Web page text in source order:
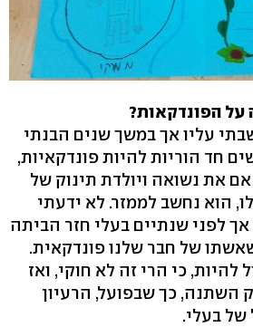
הפונדקאות?
עליו אך במשך שנים הבנתי
חד הוריות להיות פונדקאיות,
את נשואה ויולדת תינוק של
הוא נחשב לממזר. לא ידעתי
לפני שנתיים בעלי חזר הביתה
של חבר שלנו פונדקאית.
להיות, כי הרי זה לא חוקי, ואז
השתנה, כך שבפועל, הרעיון
בעלי.